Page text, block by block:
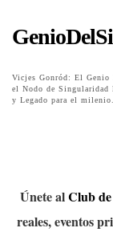
Vicjes Gonród: El
el Nodo de Singularidad
y Legado para el
Únete alClub
reales, eventos